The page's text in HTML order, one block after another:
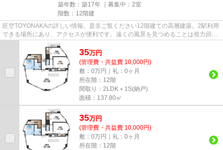
築年数：築17年 ｜募集中： 2室
階数：12階建
匠空TOYONAKAの詳しい情報。是非ご覧ください12階建ての高層建築。2駅利用
できる場所にあり、アクセスが便利です。遠くの風景を見つめることは視力回復
にも繋がりますので健康的になれ...
35万円
(管理費・共益費 10,000円)
敷：0万円｜礼：0ヶ月
所在階：12階
間取り：2LDK＋1S(納戸)
面積：137.80㎡
35万円
(管理費・共益費 10,000円)
敷：0万円｜礼：0ヶ月
所在階：12階